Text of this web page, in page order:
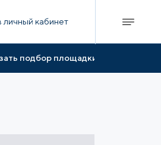
личный кабинет
подбор площадки